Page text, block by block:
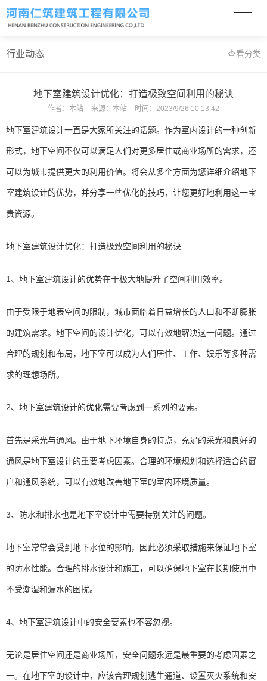
行业动态 查看分类
地下室建筑设计优化：打造极致空间利用的秘诀
作者： 本站 来源： 本站 时间： 2023/9/26 10:13:42
地下室建筑设计一直是大家所关注的话题。作为室内设计的一种创新
形式，地下空间不仅可以满足人们对更多居住或商业场所的需求，还
可以为城市提供更大的利用价值。将会从多个方面为您详细介绍地下
室建筑设计的优势，并分享一些优化的技巧，让您更好地利用这一宝
贵资源。
地下室建筑设计优化：打造极致空间利用的秘诀
1、地下室建筑设计的优势在于极大地提升了空间利用效率。
由于受限于地表空间的限制，城市面临着日益增长的人口和不断膨胀
的建筑需求。地下空间的设计优化，可以有效地解决这一问题。通过
合理的规划和布局，地下室可以成为人们居住、工作、娱乐等多种需
求的理想场所。
2、地下室建筑设计的优化需要考虑到一系列的要素。
首先是采光与通风。由于地下环境自身的特点，充足的采光和良好的
通风是地下室设计的重要考虑因素。合理的环境规划和选择适合的窗
户和通风系统，可以有效地改善地下室的室内环境质量。
3、防水和排水也是地下室设计中需要特别关注的问题。
地下室常常会受到地下水位的影响，因此必须采取措施来保证地下室
的防水性能。合理的排水设计和施工，可以确保地下室在长期使用中
不受潮湿和漏水的困扰。
4、地下室建筑设计中的安全要素也不容忽视。
无论是居住空间还是商业场所，安全问题永远是最重要的考虑因素之
一。在地下室的设计中，应该合理规划逃生通道、设置灭火系统和安